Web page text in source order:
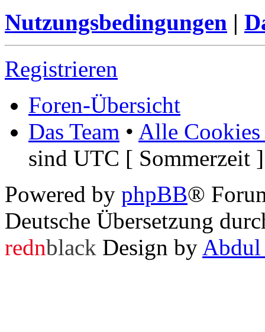
Nutzungsbedingungen |
Registrieren
Foren-Übersicht
Das Team • Alle Cookies
sind UTC [ Sommerzeit ]
Powered by phpBB®
Deutsche Übersetzung
rednblack Design by Abdul